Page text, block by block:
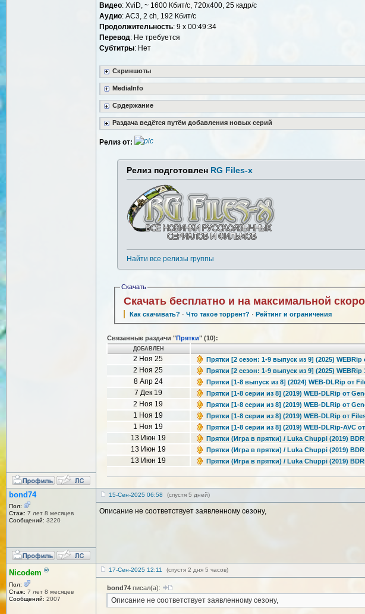
Видео: XviD, ~ 1600 Кбит/с, 720x400, 25 кадр/с
Аудио: AC3, 2 ch, 192 Кбит/с
Продолжительность: 9 х 00:49:34
Перевод: Не требуется
Субтитры: Нет
Скриншоты
MediaInfo
Срдержание
Раздача ведётся путём добавления новых серий
Релиз от:
Релиз подготовлен RG Files-x
Найти все релизы группы
Скачать
Скачать бесплатно и на максимальной
Как скачивать? ·Что такое торрент? · Рейтинг и ограничения
Связанные раздачи "Прятки" (10):
ДОБАВЛЕН
2 Ноя 25 Прятки [2 сезон: 1-9 выпуск из 9] (2025) WEBRip
2 Ноя 25
Прятки [2 сезон: 1-9 выпуск из 9] (2025) WEBRip
8 Апр 24
Прятки [1-8 выпуск из 8] (2024) WEB-DLRip от
7 Дек 19
Прятки [1-8 серии из 8] (2019) WEB-DLRip от
2 Ноя 19
Прятки [1-8 серии из 8] (2019) WEB-DLRip от
1 Ноя 19
Прятки [1-8 серии из 8] (2019) WEB-DLRip от
1 Ноя 19
Прятки [1-8 серии из 8] (2019) WEB-DLRip-AVC
13 Июн 19
Прятки (Игра в прятки) / Luka Chuppi (2019)
13 Июн 19
Прятки (Игра в прятки) / Luka Chuppi (2019)
13 Июн 19
Прятки (Игра в прятки) / Luka Chuppi (2019)
bond74
Пол:
Стаж: 7 лет 8 месяцев
Сообщений: 3220
15-Сен-2025 06:58 (спустя 5 дней)
Описание не соответствует заявленному сезону,
Nicodem ®
Пол:
Стаж: 7 лет 8 месяцев
Сообщений: 2007
17-Сен-2025 12:11 (спустя 2 дня 5 часов)
bond74писал(а):
Описание не соответствует заявленному сезону,